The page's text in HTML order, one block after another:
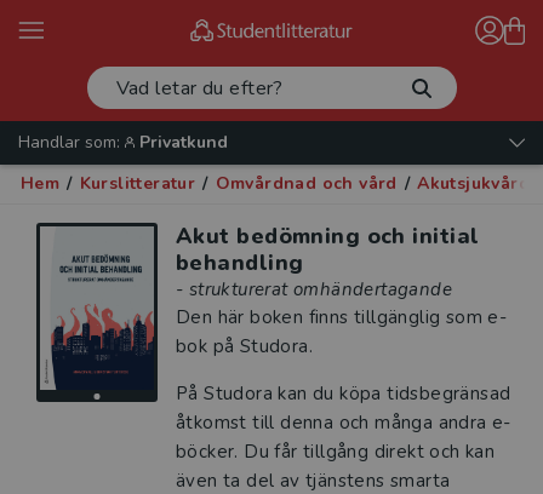
Handlar som:
Privatkund
Hem / Kurslitteratur / Omvårdnad och vård / Akutsjukvård
Akut bedömning och initial
behandling
- strukturerat omhändertagande
Den här boken finns tillgänglig som e-
bok på Studora.
På Studora kan du köpa tidsbegränsad
åtkomst till denna och många andra e-
böcker. Du får tillgång direkt och kan
även ta del av tjänstens smarta